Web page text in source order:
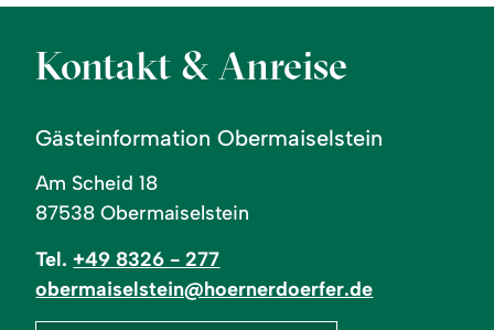
in
in
Kontakt & Anreise
Gästeinformation Obermaiselstein
Am Scheid 18
87538 Obermaiselstein
Tel. +49 8326 - 277
obermaiselstein@hoernerdoerfer.de